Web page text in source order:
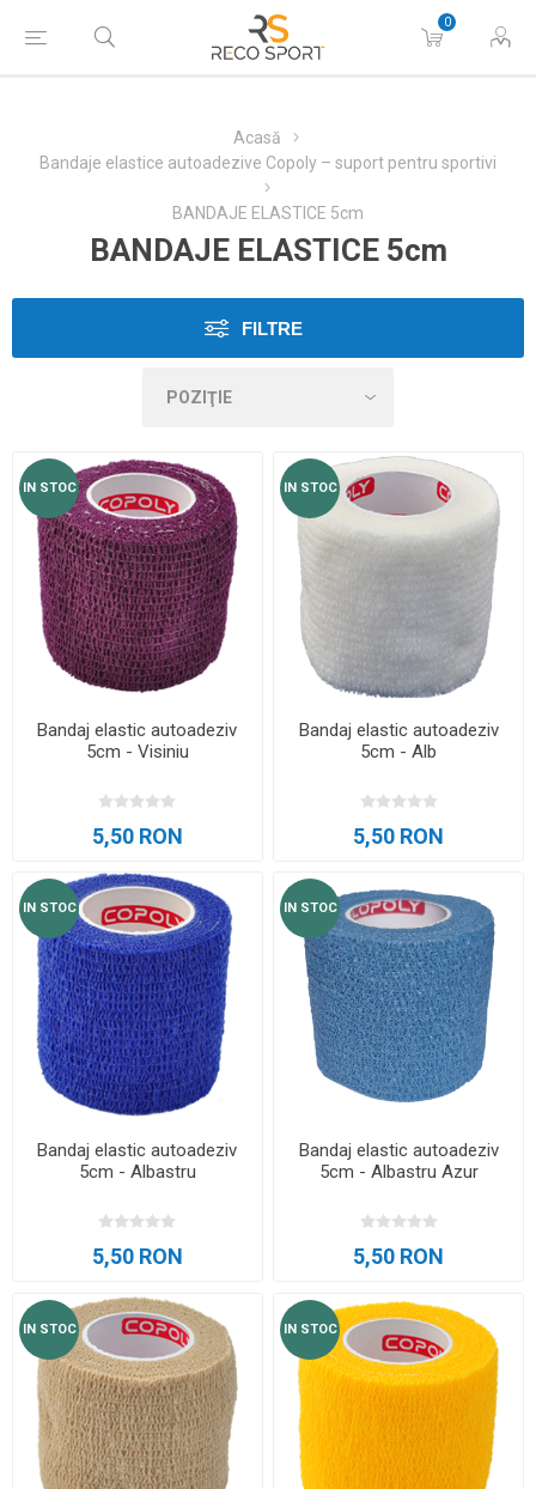
0
Acasă
Bandaje elastice autoadezive Copoly – suport pentru sportivi
BANDAJE ELASTICE 5cm
BANDAJE ELASTICE 5cm
FILTRE
IN STOC
Bandaj elastic autoadeziv
5cm - Visiniu
5,50 RON
IN STOC
Bandaj elastic autoadeziv
5cm - Alb
5,50 RON
IN STOC
Bandaj elastic autoadeziv
5cm - Albastru
5,50 RON
IN STOC
Bandaj elastic autoadeziv
5cm - Albastru Azur
5,50 RON
IN STOC IN STOC